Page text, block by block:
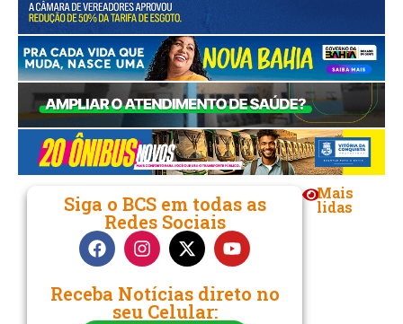
Siga o BCS em todas as
Redes Sociais
Receba Notícias direto no
seu Celular:
Mais
lidas